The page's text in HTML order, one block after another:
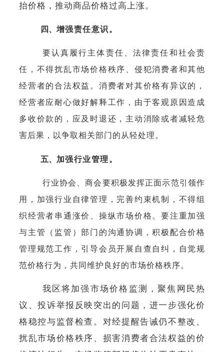
抬价格，推动商品价格过高上涨。
四、 增强责任意识。
要认真履行主体责任、法律责任和社会责
任，不得扰乱市场价格秩序、侵犯消费者和其他
经营者的合法权益。消费者对其价格有异议的，
经营者应耐心做好解释工作，由于客观原因造成
多收价款的，应及时退还，主动消除或者减轻危
害后果，以争取相关部门的从轻处理。
五、 加强行业管理。
行业协会、商会要积极发挥正面示范引领作
用，加强行业自律管理，完善约束机制，不得组
织经营者串通涨价、操纵市场价格。要注重加强
与主管（监管）部门的沟通协调，积极配合价格
管理规范工作，引导会员开展自查自纠，自觉规
范价格行为，共同维护良好的市场价格秩序。
我区将加强市场价格监测，聚焦网民热
议、投诉举报反映突出的问题，进一步强化价
格稳控与监督检查。对经提醒告诫仍不整改、
扰乱市场价格秩序、损害消费者合法权益的价